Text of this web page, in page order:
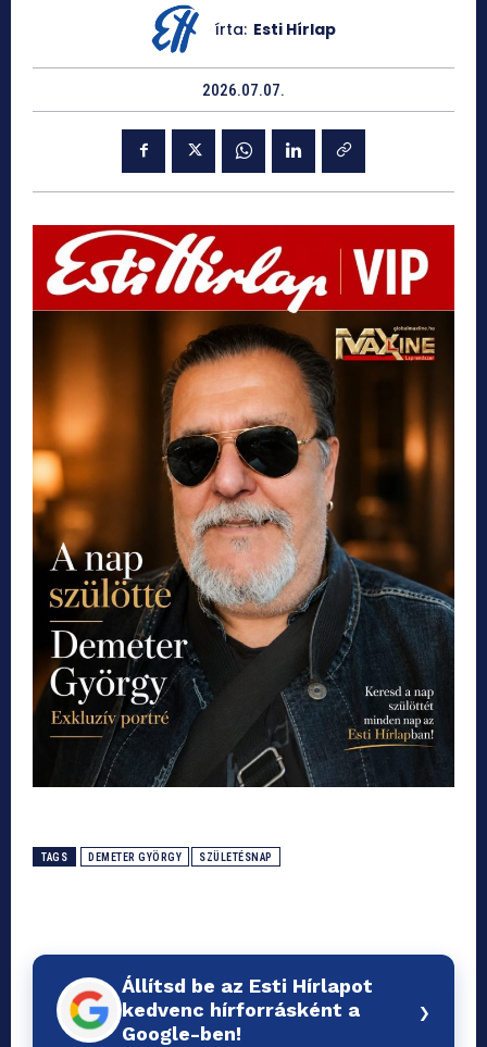
írta: Esti Hírlap
2026.07.07.
TAGS DEMETER GYÖRGY SZÜLETÉSNAP
Állítsd be az Esti Hírlapot
kedvenc hírforrásként a
Google-ben!
›